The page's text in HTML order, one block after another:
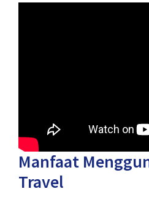
Manfaat
Travel